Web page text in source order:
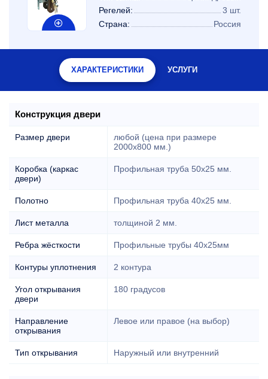
Регелей:
3 шт.
Страна:
Россия
ХАРАКТЕРИСТИКИ УСЛУГИ
Конструкция двери
Размер двери
любой (цена при размере
2000x800 мм.)
Коробка (каркас
двери)
Профильная труба 50х25 мм.
Полотно Профильная труба 40х25 мм.
Лист металла толщиной 2 мм.
Ребра жёсткости Профильные трубы 40х25мм
Контуры уплотнения 2 контура
Угол открывания
двери
180 градусов
Направление
открывания
Левое или правое (на выбор)
Тип открывания Наружный или внутренний